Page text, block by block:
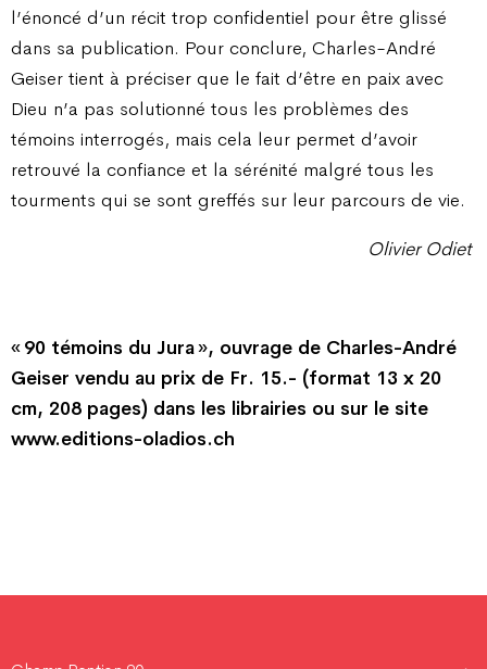
l’énoncé d’un récit trop confidentiel pour être glissé
dans sa publication. Pour conclure, Charles-André
Geiser tient à préciser que le fait d’être en paix avec
Dieu n’a pas solutionné tous les problèmes des
témoins interrogés, mais cela leur permet d’avoir
retrouvé la confiance et la sérénité malgré tous les
tourments qui se sont greffés sur leur parcours de vie.
Olivier Odiet
« 90 témoins du Jura », ouvrage de Charles-André
Geiser vendu au prix de Fr. 15.- (format 13 x 20
cm, 208 pages) dans les librairies ou sur le site
www.editions-oladios.ch